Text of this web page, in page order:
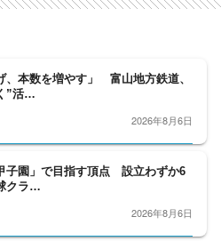
、本数を増やす」 富山地方鉄道、
”活…
2026年8月6日
子園」で目指す頂点 設立わずか6
クラ…
2026年8月6日